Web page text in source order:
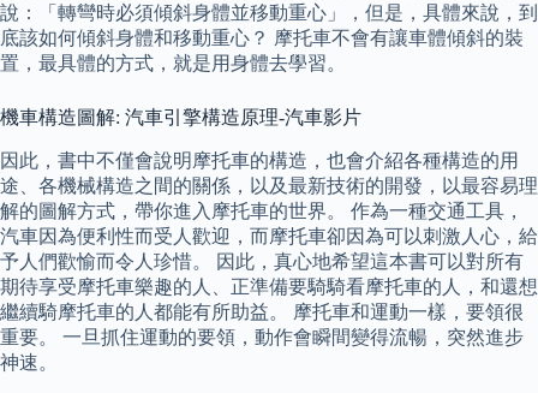
說：「轉彎時必須傾斜身體並移動重心」，但是，具體來說，到
底該如何傾斜身體和移動重心？ 摩托車不會有讓車體傾斜的裝
置，最具體的方式，就是用身體去學習。
機車構造圖解: 汽車引擎構造原理-汽車影片
因此，書中不僅會說明摩托車的構造，也會介紹各種構造的用
途、各機械構造之間的關係，以及最新技術的開發，以最容易理
解的圖解方式，帶你進入摩托車的世界。 作為一種交通工具，
汽車因為便利性而受人歡迎，而摩托車卻因為可以刺激人心，給
予人們歡愉而令人珍惜。 因此，真心地希望這本書可以對所有
期待享受摩托車樂趣的人、正準備要騎騎看摩托車的人，和還想
繼續騎摩托車的人都能有所助益。 摩托車和運動一樣，要領很
重要。 一旦抓住運動的要領，動作會瞬間變得流暢，突然進步
神速。